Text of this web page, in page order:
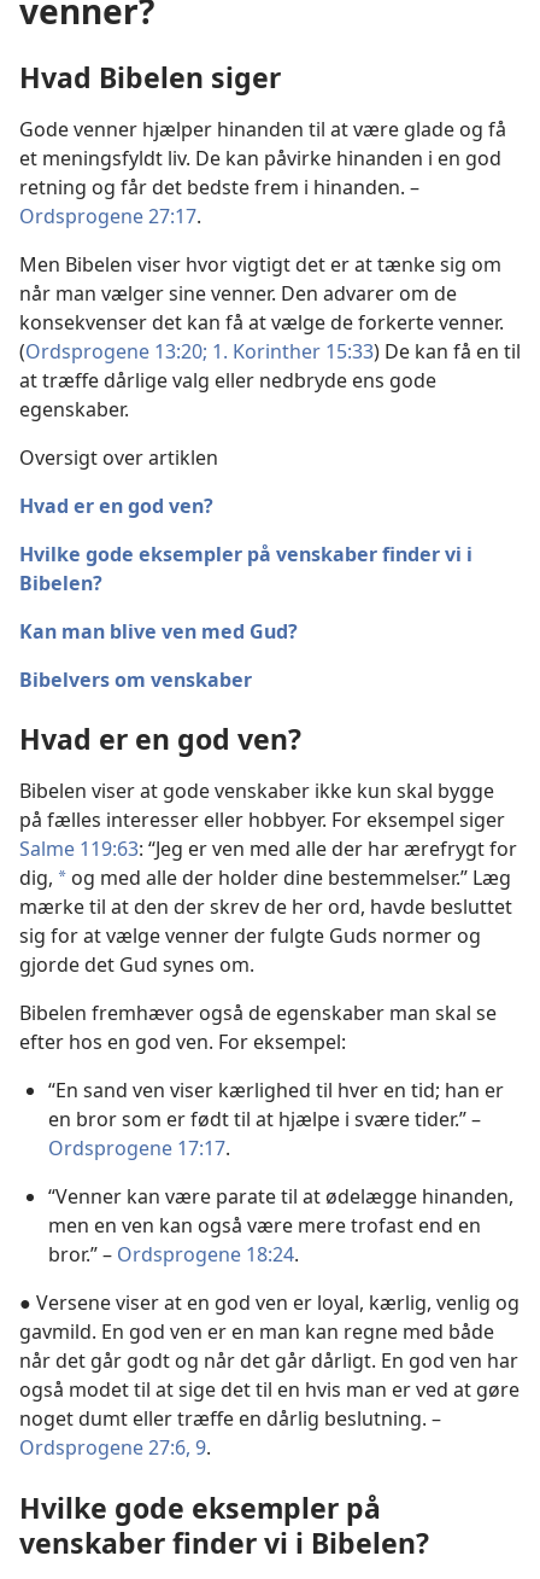
venner?
Hvad Bibelen siger
Gode venner hjælper hinanden til at være glade og få
et meningsfyldt liv. De kan påvirke hinanden i en god
retning og får det bedste frem i hinanden. –
Ordsprogene 27:17.
Men Bibelen viser hvor vigtigt det er at tænke sig om
når man vælger sine venner. Den advarer om de
konsekvenser det kan få at vælge de forkerte venner.
(Ordsprogene 13:20; 1. Korinther 15:33) De kan få en til
at træffe dårlige valg eller nedbryde ens gode
egenskaber.
Oversigt over artiklen
Hvad er en god ven?
Hvilke gode eksempler på venskaber finder vi i
Bibelen?
Kan man blive ven med Gud?
Bibelvers om venskaber
Hvad er en god ven?
Bibelen viser at gode venskaber ikke kun skal bygge
på fælles interesser eller hobbyer. For eksempel siger
Salme 119:63: “Jeg er ven med alle der har ærefrygt for
dig, a og med alle der holder dine bestemmelser.” Læg
mærke til at den der skrev de her ord, havde besluttet
sig for at vælge venner der fulgte Guds normer og
gjorde det Gud synes om.
Bibelen fremhæver også de egenskaber man skal se
efter hos en god ven. For eksempel:
“En sand ven viser kærlighed til hver en tid; han er
en bror som er født til at hjælpe i svære tider.” –
Ordsprogene 17:17.
“Venner kan være parate til at ødelægge hinanden,
men en ven kan også være mere trofast end en
bror.” – Ordsprogene 18:24.
● Versene viser at en god ven er loyal, kærlig, venlig og
gavmild. En god ven er en man kan regne med både
når det går godt og når det går dårligt. En god ven har
også modet til at sige det til en hvis man er ved at gøre
noget dumt eller træffe en dårlig beslutning. –
Ordsprogene 27:6, 9.
Hvilke gode eksempler på
venskaber finder vi i Bibelen?